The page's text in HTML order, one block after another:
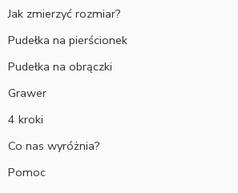
Jak zmierzyć rozmiar?
Pudełka na pierścionek
Pudełka na obrączki
Grawer
4 kroki
Co nas wyróżnia?
Pomoc